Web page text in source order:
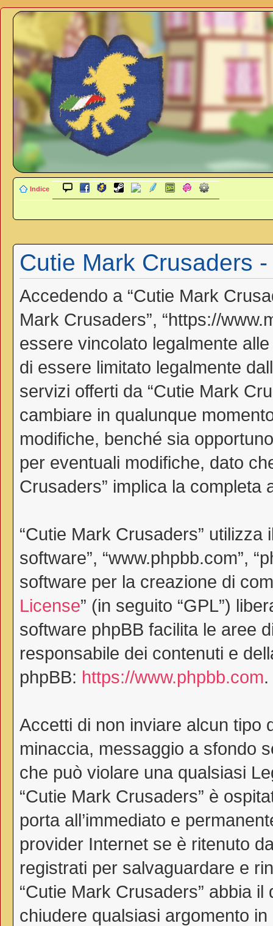
Indice
Cutie Mark Crusaders
Accedendo a “Cutie Mark
Mark Crusaders”, “https://
essere vincolato legalmente
di essere limitato legalmente
servizi offerti da “Cutie Mark
cambiare in qualunque
modifiche, benché sia
per eventuali modifiche, dato
Crusaders” implica la completa
“Cutie Mark Crusaders” utilizza
software”, “www.phpbb.com”,
software per la creazione di
License” (in seguito “GPL”)
software phpBB facilita le aree
responsabile dei contenuti e
phpBB: https://www.phpbb.com.
Accetti di non inviare alcun tipo
minaccia, messaggio a sfondo
che può violare una qualsiasi
“Cutie Mark Crusaders” è
porta all’immediato e
provider Internet se è ritenuto
registrati per salvaguardare e
“Cutie Mark Crusaders” abbia
chiudere qualsiasi argomento